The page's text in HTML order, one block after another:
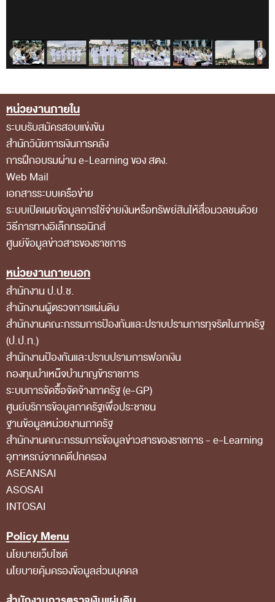
ผลการตรวจสอบที่สำคัญ
สถิติการตรวจสอบรายงานการเงิน
ข้อมูลสาธารณะ
ข่าวสารการจัดซื้อจัดจ้างของ สตง.
แผนการจัดซื้อจัดจ้าง
ประกาศประกวดราคา/ราคากลาง/ขายพัสดุเสื่อม
สภาพ
สรุปผลการจัดซื้อจัดจ้าง
ข้อมูลสาระสำคัญในสัญญา
การรายงานผลการจัดซื้อจัดจ้าง หรือการจัดการ
พัสดุ
การประเมิน ITA
ศูนย์ข้อมูลข่าวสารของราชการ
การป้องกันการทุจริต
การส่งเสริมความโปร่งใส
การเปิดโอกาสให้เกิดการมีส่วนร่วม
การขับเคลื่อนจริยธรรม
รายงานผลการปฏิบัติงานประจำปี
รายงานผลการดำเนินงานของ สตง.
แผน/ผลการปฏิบัติงานและการใช้จ่าย
แผนพัฒนาทรัพยากรบุคคล
รายงานการรับทรัพย์สินหรือประโยชน์อื่นใดโดย
ธรรมจรรยา
รายงานของผู้สอบบัญชีและรายงานการเงินของ สตง.
รายงานผลตามนโยบาย No Gift Policy
Footer Menu
หน่วยงานภายใน
ระบบรับสมัครสอบแข่งขัน
สำนักวินัยการเงินการคลัง
การฝึกอบรมผ่าน e-Learning ของ สตง.
Web Mail
เอกสารระบบเครือข่าย
ระบบเปิดเผยข้อมูลการใช้จ่ายเงินหรือทรัพย์สินให้สื่อมวลชนด้วย
วิธีการทางอิเล็กทรอนิกส์
ศูนย์ข้อมูลข่าวสารของราชการ
หน่วยงานภายนอก
สำนักงาน ป.ป.ช.
สำนักงานผู้ตรวจการแผ่นดิน
สำนักงานคณะกรรมการป้องกันและปราบปรามการทุจริตในภาครัฐ
(ป.ป.ท.)
สำนักงานป้องกันและปราบปรามการฟอกเงิน
กองทุนบำเหน็จบำนาญข้าราชการ
ระบบการจัดซื้อจัดจ้างภาครัฐ (e-GP)
ศูนย์บริการข้อมูลภาครัฐเพื่อประชาชน
ฐานข้อมูลหน่วยงานภาครัฐ
สํานักงานคณะกรรมการข้อมูลข่าวสารของราชการ - e-Learning
อุทาหรณ์จากคดีปกครอง
ASEANSAI
ASOSAI
INTOSAI
Policy Menu
นโยบายเว็บไซต์
นโยบายคุ้มครองข้อมูลส่วนบุคคล